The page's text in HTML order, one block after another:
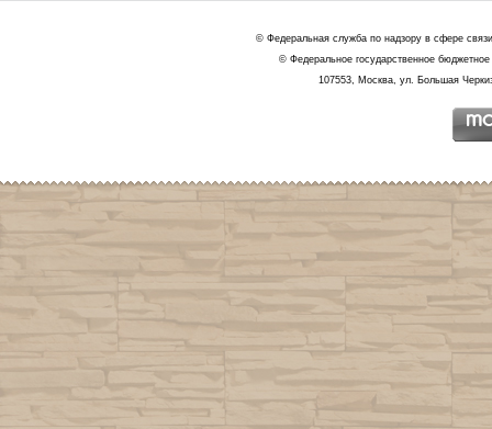
© Федеральная служба по надзору в сфере
© Федеральное государственное
107553, Москва, ул. Большая